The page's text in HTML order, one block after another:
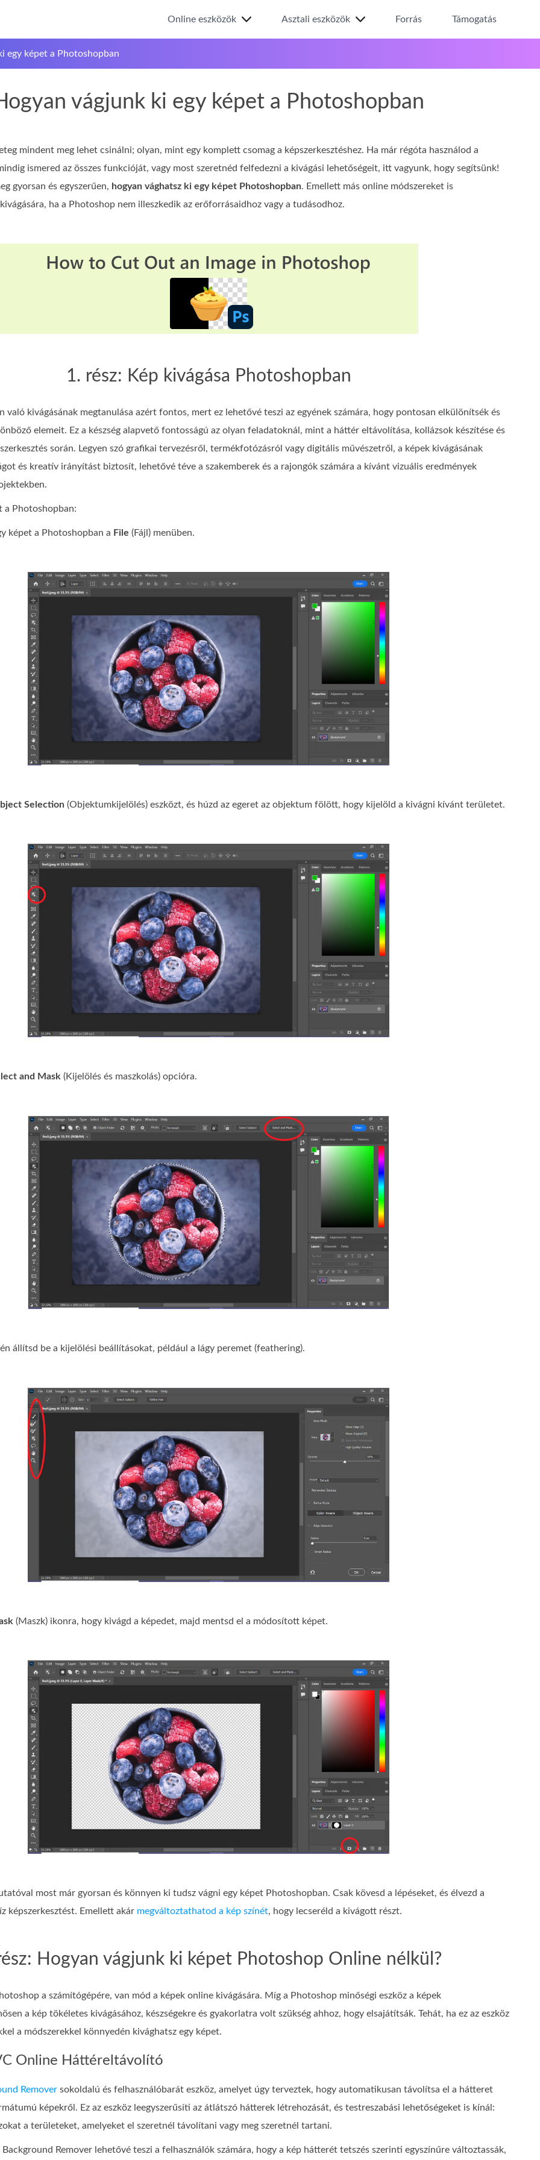
Online eszközök Asztali eszközök Forrás Támogatás
egy képet a Photoshopban
vágjunk ki egy képet a Photoshopban
mindent meg lehet csinálni; olyan, mint egy komplett csomag a képszerkesztéshez. Ha már régóta használod a
ismered az összes funkcióját, vagy most szeretnéd felfedezni a kivágási lehetőségeit, itt vagyunk, hogy segítsünk!
gyorsan és egyszerűen, hogyan vághatsz ki egy képet Photoshopban. Emellett más online módszereket is
ha a Photoshop nem illeszkedik az erőforrásaidhoz vagy a tudásodhoz.
1. rész: Kép kivágása Photoshopban
való kivágásának megtanulása azért fontos, mert ez lehetővé teszi az egyének számára, hogy pontosan elkülönítsék és
elemeit. Ez a készség alapvető fontosságú az olyan feladatoknál, mint a háttér eltávolítása, kollázsok készítése és
során. Legyen szó grafikai tervezésről, termékfotózásról vagy digitális művészetről, a képek kivágásának
és kreatív irányítást biztosít, lehetővé téve a szakemberek és a rajongók számára a kívánt vizuális eredmények
a Photoshopban:
képet a Photoshopban a File (Fájl) menüben.
Selection (Objektumkijelölés) eszközt, és húzd az egeret az objektum fölött, hogy kijelöld a kivágni kívánt területet.
and Mask (Kijelölés és maszkolás) opcióra.
állítsd be a kijelölési beállításokat, például a lágy peremet (feathering).
(Maszk) ikonra, hogy kivágd a képedet, majd mentsd el a módosított képet.
most már gyorsan és könnyen ki tudsz vágni egy képet Photoshopban. Csak kövesd a lépéseket, és élvezd a
képszerkesztést. Emellett akár megváltoztathatod a kép színét, hogy lecseréld a kivágott részt.
Hogyan vágjunk ki képet Photoshop Online nélkül?
a számítógépére, van mód a képek online kivágására. Míg a Photoshop minőségi eszköz a képek
a kép tökéletes kivágásához, készségekre és gyakorlatra volt szükség ahhoz, hogy elsajátítsák. Tehát, ha ez az eszköz
a módszerekkel könnyedén kivághatsz egy képet.
Online Háttéreltávolító
Remover sokoldalú és felhasználóbarát eszköz, amelyet úgy terveztek, hogy automatikusan távolítsa el a hátteret
képekről. Ez az eszköz leegyszerűsíti az átlátszó hátterek létrehozását, és testreszabási lehetőségeket is kínál:
a területeket, amelyeket el szeretnél távolítani vagy meg szeretnél tartani.
Background Remover lehetővé teszi a felhasználók számára, hogy a kép hátterét tetszés szerinti egyszínűre változtassák,